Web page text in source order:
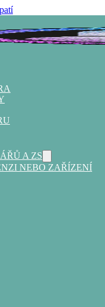
A ZS
NEBO ZAŘÍZENÍ